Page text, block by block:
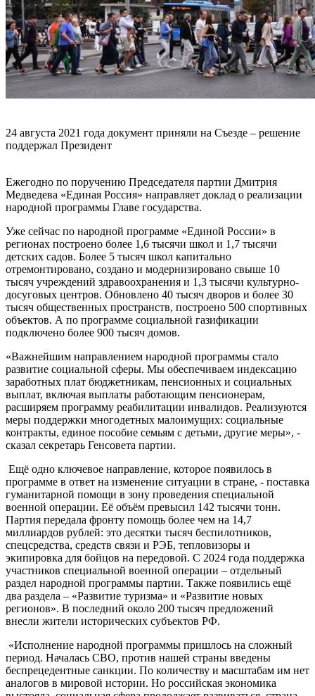
24 августа 2021 года документ приняли на Съезде – решение
поддержал Президент
Ежегодно по поручению Председателя партии Дмитрия
Медведева «Единая Россия» направляет доклад о реализации
народной программы Главе государства.
Уже сейчас по народной программе «Единой России» в
регионах построено более 1,6 тысячи школ и 1,7 тысячи
детских садов. Более 5 тысяч школ капитально
отремонтировано, создано и модернизировано свыше 10
тысяч учреждений здравоохранения и 1,3 тысячи культурно-
досуговых центров. Обновлено 40 тысяч дворов и более 30
тысяч общественных пространств, построено 500 спортивных
объектов. А по программе социальной газификации
подключено более 900 тысяч домов.
«Важнейшим направлением народной программы стало
развитие социальной сферы. Мы обеспечиваем индексацию
заработных плат бюджетникам, пенсионных и социальных
выплат, включая выплаты работающим пенсионерам,
расширяем программу реабилитации инвалидов. Реализуются
меры поддержки многодетных малоимущих: социальные
контракты, единое пособие семьям с детьми, другие меры», -
сказал секретарь Генсовета партии.
Ещё одно ключевое направление, которое появилось в
программе в ответ на изменение ситуации в стране, - поставка
гуманитарной помощи в зону проведения специальной
военной операции. Её объём превысил 142 тысячи тонн.
Партия передала фронту помощь более чем на 14,7
миллиардов рублей: это десятки тысяч беспилотников,
спецсредства, средств связи и РЭБ, тепловизоры и
экипировка для бойцов на передовой. С 2024 года поддержка
участников специальной военной операции – отдельный
раздел народной программы партии. Также появились ещё
два раздела – «Развитие туризма» и «Развитие новых
регионов». В последний около 200 тысяч предложений
внесли жители исторических субъектов РФ.
«Исполнение народной программы пришлось на сложный
период. Началась СВО, против нашей страны введены
беспрецедентные санкции. По количеству и масштабам им нет
аналогов в мировой истории. Но российская экономика